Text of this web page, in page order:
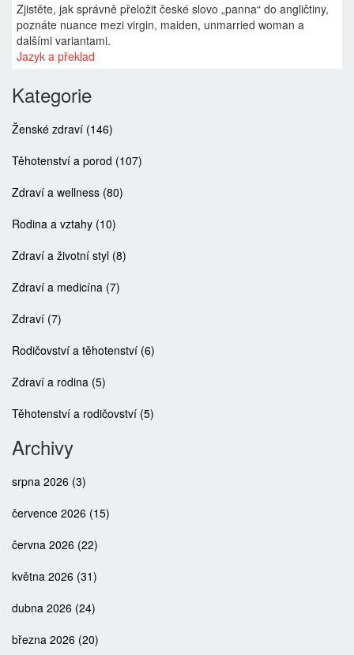
Zjistěte, jak správně přeložit české slovo „panna“ do angličtiny,
poznáte nuance mezi virgin, maiden, unmarried woman a
dalšími variantami.
Jazyk a překlad
Kategorie
Ženské zdraví (146)
Těhotenství a porod (107)
Zdraví a wellness (80)
Rodina a vztahy (10)
Zdraví a životní styl (8)
Zdraví a medicína (7)
Zdraví (7)
Rodičovství a těhotenství (6)
Zdraví a rodina (5)
Těhotenství a rodičovství (5)
Archivy
srpna 2026 (3)
července 2026 (15)
června 2026 (22)
května 2026 (31)
dubna 2026 (24)
března 2026 (20)